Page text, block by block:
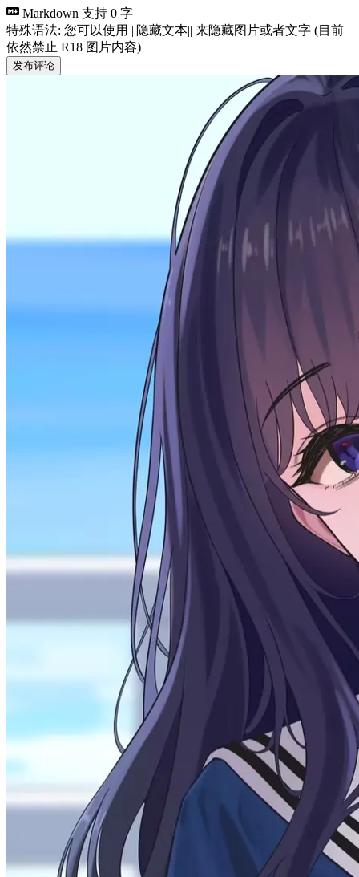
Markdown 支持 0 字
特殊语法: 您可以使用 ||隐藏文本|| 来隐藏图片或者文字 (目前
依然禁止 R18 图片内容)
发布评论